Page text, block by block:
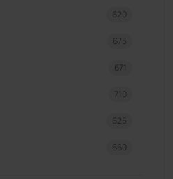
620
675
671
710
625
660